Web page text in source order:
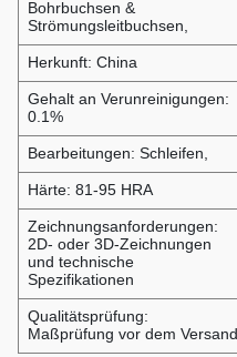
Bohrbuchsen &
Strömungsleitbuchsen,
Herkunft: China
Gehalt an Verunreinigungen:
0.1%
Bearbeitungen: Schleifen,
Härte: 81-95 HRA
Zeichnungsanforderungen:
2D- oder 3D-Zeichnungen
und technische
Spezifikationen
Qualitätsprüfung:
Maßprüfung vor dem Versand